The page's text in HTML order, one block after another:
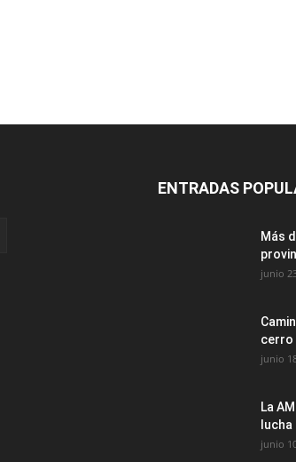
ENTRADAS
Más
junio
cerro
junio
La
lucha
junio